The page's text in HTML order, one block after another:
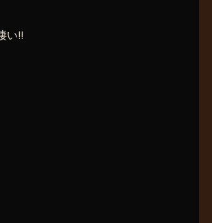
い!!